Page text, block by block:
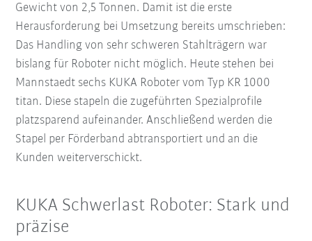
Gewicht von 2,5 Tonnen. Damit ist die erste
Herausforderung bei Umsetzung bereits umschrieben:
Das Handling von sehr schweren Stahlträgern war
bislang für Roboter nicht möglich. Heute stehen bei
Mannstaedt sechs KUKA Roboter vom Typ KR 1000
titan. Diese stapeln die zugeführten Spezialprofile
platzsparend aufeinander. Anschließend werden die
Stapel per Förderband abtransportiert und an die
Kunden weiterverschickt.
KUKA Schwerlast Roboter: Stark und
präzise